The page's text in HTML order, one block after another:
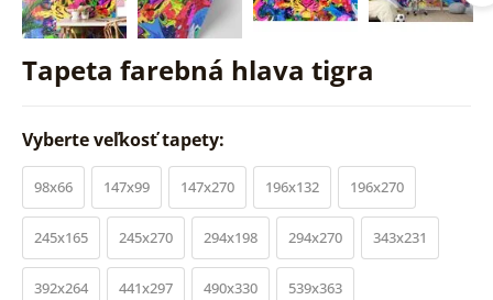
Tapeta farebná hlava tigra
Vyberte veľkosť tapety:
98x66 147x99 147x270 196x132 196x270
245x165 245x270 294x198 294x270 343x231
392x264 441x297 490x330 539x363